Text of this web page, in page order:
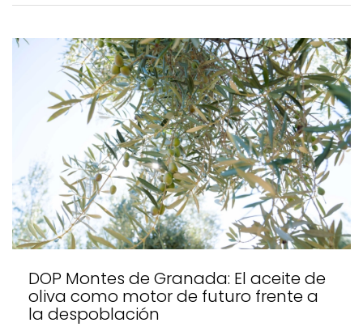
DOP Montes de Granada: El aceite de
oliva como motor de futuro frente a
la despoblación